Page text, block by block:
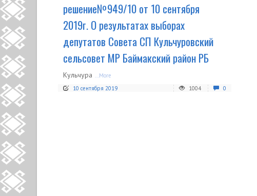
решение№949/10 от 10 сентября
2019г. О результатах выборах
депутатов Совета СП Кульчуровский
сельсовет МР Баймакский район РБ
Кульчура ...More
10 сентября 2019
1004 0